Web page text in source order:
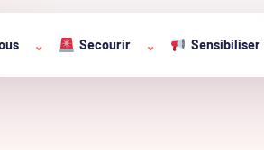
⌄ Secourir ⌄ Sensibiliser